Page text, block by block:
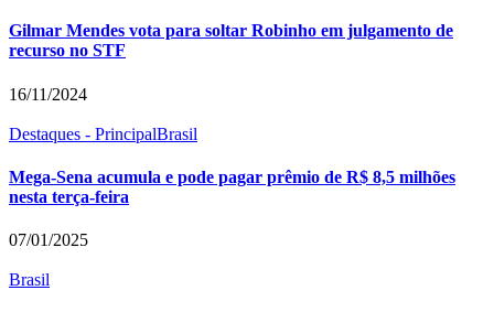
Gilmar Mendes vota para soltar Robinho em julgamento de
recurso no STF
16/11/2024
Destaques - PrincipalBrasil
Mega-Sena acumula e pode pagar prêmio de R$ 8,5 milhões
nesta terça-feira
07/01/2025
Brasil